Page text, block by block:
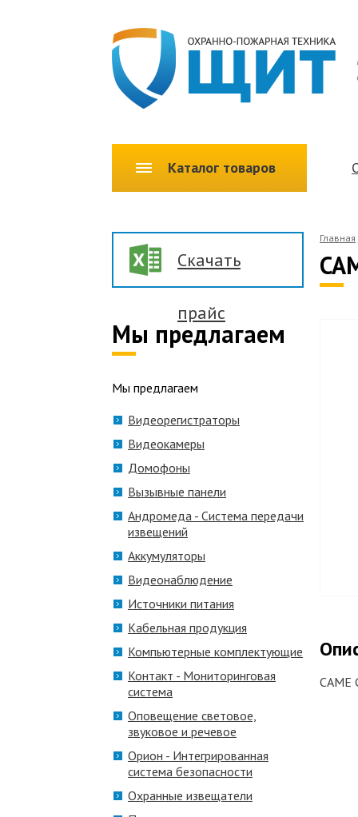
Каталог товаров
Главная
CAME
Скачать
прайс
Мы предлагаем
Мы предлагаем
Видеорегистраторы
Видеокамеры
Домофоны
Вызывные панели
Андромеда - Система передачи
извещений
Аккумуляторы
Видеонаблюдение
Источники питания
Кабельная продукция
Компьютерные комплектующие
Контакт - Мониторинговая
система
Оповещение световое,
звуковое и речевое
Орион - Интегрированная
система безопасности
Охранные извещатели